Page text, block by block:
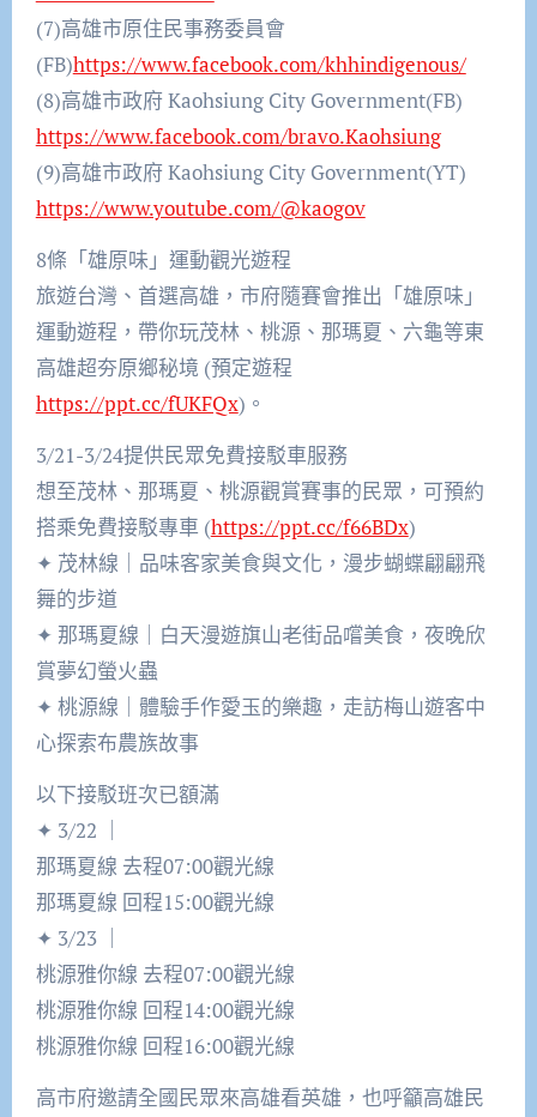
(7)高雄市原住民事務委員會
(FB)https://www.facebook.com/khhindigenous/
(8)高雄市政府 Kaohsiung City Government(FB)
https://www.facebook.com/bravo.Kaohsiung
(9)高雄市政府 Kaohsiung City Government(YT)
https://www.youtube.com/@kaogov
8條「雄原味」運動觀光遊程
旅遊台灣、首選高雄，市府隨賽會推出「雄原味」
運動遊程，帶你玩茂林、桃源、那瑪夏、六龜等東
高雄超夯原鄉秘境 (預定遊程
https://ppt.cc/fUKFQx)。
3/21-3/24提供民眾免費接駁車服務
想至茂林、那瑪夏、桃源觀賞賽事的民眾，可預約
搭乘免費接駁專車 (https://ppt.cc/f66BDx)
✦ 茂林線｜品味客家美食與文化，漫步蝴蝶翩翩飛
舞的步道
✦ 那瑪夏線｜白天漫遊旗山老街品嚐美食，夜晚欣
賞夢幻螢火蟲
✦ 桃源線｜體驗手作愛玉的樂趣，走訪梅山遊客中
心探索布農族故事
以下接駁班次已額滿
✦ 3/22 ｜
那瑪夏線 去程07:00觀光線
那瑪夏線 回程15:00觀光線
✦ 3/23 ｜
桃源雅你線 去程07:00觀光線
桃源雅你線 回程14:00觀光線
桃源雅你線 回程16:00觀光線
高市府邀請全國民眾來高雄看英雄，也呼籲高雄民